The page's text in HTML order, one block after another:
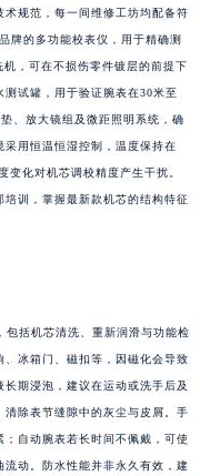
规范，每一间维修工坊均配备符
牌的多功能校表仪，用于精确测
，可在不损伤零件镀层的前提下
试罐，用于验证腕表在30米至
、放大镜组及微距照明系统，确
用恒温恒湿控制，温度保持在
变化对机芯调校精度产生干扰。
训，掌握最新款机芯的结构特征
包括机芯清洗、重新润滑与功能检
冰箱门、磁扣等，因磁化会导致
期浸泡，建议在运动或洗手后及
除表节缝隙中的灰尘与皮屑。手
自动腕表若长时间不佩戴，可使
动。防水性能并非永久有效，建